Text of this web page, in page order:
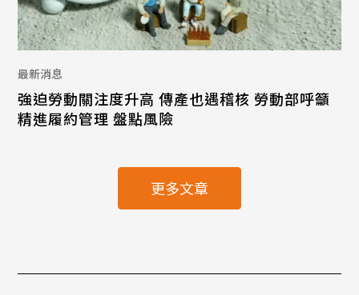
最新消息
強迫勞動關注度升高 傳產也遇稽核 勞動部呼籲
精進履約管理 盤點風險
更多文章